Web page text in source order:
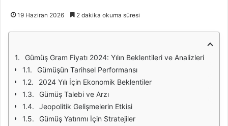
19 Haziran 2026 2 dakika okuma süresi
Gümüş Gram Fiyatı 2024: Yılın Beklentileri ve Analizleri
Gümüşün Tarihsel Performansı
2024 Yılı İçin Ekonomik Beklentiler
Gümüş Talebi ve Arzı
Jeopolitik Gelişmelerin Etkisi
Gümüş Yatırımı İçin Stratejiler